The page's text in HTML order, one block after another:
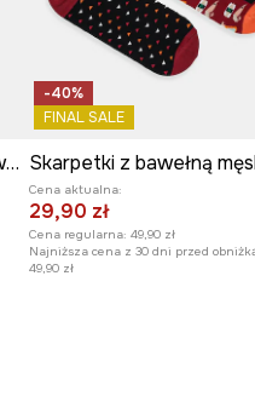
Skarpety 3-pack męskie z włóknem bambusowym z haftami
-40%
FINAL SALE
Cena aktualna:
29,90 zł
Cena regularna: 49,90 zł
Najniższa cena z 30 dni przed
49,90 zł